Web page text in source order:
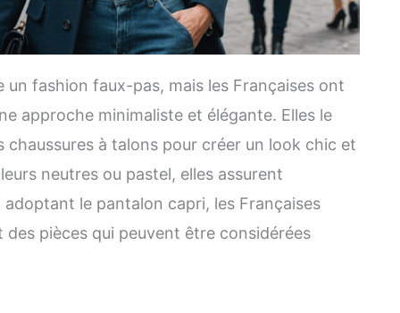
fashion faux-pas, mais les Françaises ont
approche minimaliste et élégante. Elles le
à talons pour créer un look chic et
neutres ou pastel, elles assurent
le pantalon capri, les Françaises
pièces qui peuvent être considérées